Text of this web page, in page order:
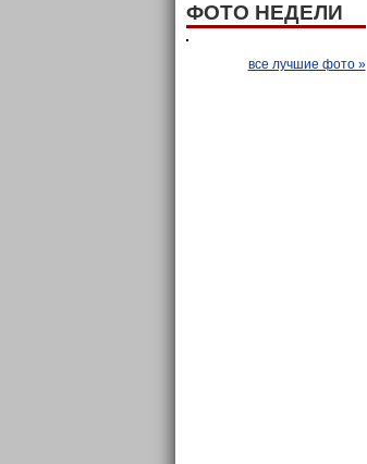
ФОТО НЕДЕЛИ
все лучшие фото »